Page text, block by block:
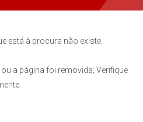
está à procura não existe.
a página foi removida; Verifique